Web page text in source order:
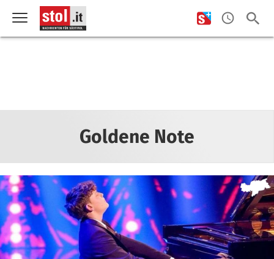
Goldene Note